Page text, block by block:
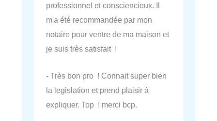
professionnel et consciencieux. Il
m'a été recommandée par mon
notaire pour ventre de ma maison et
je suis très satisfait !
- Très bon pro ! Connait super bien
la legislation et prend plaisir à
expliquer. Top ! merci bcp.